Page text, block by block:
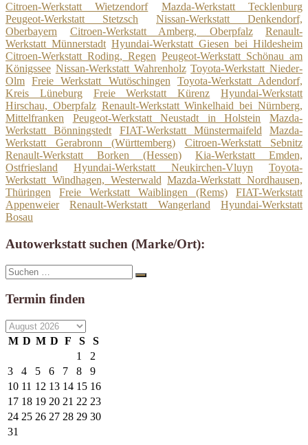
Citroen-Werkstatt Wietzendorf
Mazda-Werkstatt Tecklenburg
Peugeot-Werkstatt Stetzsch
Nissan-Werkstatt Denkendorf,
Oberbayern
Citroen-Werkstatt Amberg, Oberpfalz
Renault-
Werkstatt Münnerstadt Hyundai-Werkstatt Giesen bei Hildesheim
Citroen-Werkstatt Roding, Regen Peugeot-Werkstatt Schönau am
Königssee Nissan-Werkstatt Wahrenholz Toyota-Werkstatt Nieder-
Olm
Freie Werkstatt Wutöschingen
Toyota-Werkstatt Adendorf,
Kreis Lüneburg
Freie Werkstatt Kürenz
Hyundai-Werkstatt
Hirschau, Oberpfalz Renault-Werkstatt Winkelhaid bei Nürnberg,
Mittelfranken
Peugeot-Werkstatt Neustadt in Holstein
Mazda-
Werkstatt Bönningstedt
FIAT-Werkstatt Münstermaifeld
Mazda-
Werkstatt Gerabronn (Württemberg)
Citroen-Werkstatt Sebnitz
Renault-Werkstatt Borken (Hessen)
Kia-Werkstatt Emden,
Ostfriesland
Hyundai-Werkstatt Neukirchen-Vluyn
Toyota-
Werkstatt Windhagen, Westerwald Mazda-Werkstatt Nordhausen,
Thüringen
Freie Werkstatt Waiblingen (Rems)
FIAT-Werkstatt
Appenweier
Renault-Werkstatt Wangerland
Hyundai-Werkstatt
Bosau
Autowerkstatt suchen (Marke/Ort):
Suche
nach:
Suchen
Termin finden
M D M D F S
S
1
2
3
4 5 6 7 8
9
10 11 12 13 14 15 16
17 18 19 20 21 22 23
24 25 26 27 28 29 30
31